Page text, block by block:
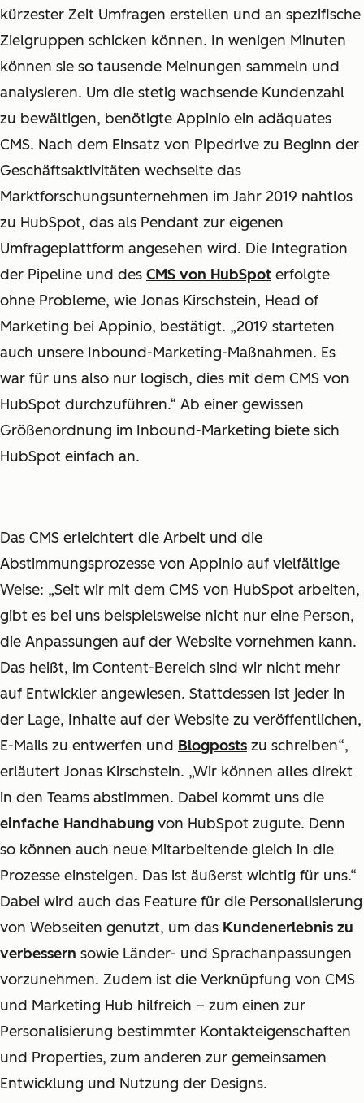
kürzester Zeit Umfragen erstellen und an spezifische
Zielgruppen schicken können. In wenigen Minuten
können sie so tausende Meinungen sammeln und
analysieren. Um die stetig wachsende Kundenzahl
zu bewältigen, benötigte Appinio ein adäquates
CMS. Nach dem Einsatz von Pipedrive zu Beginn der
Geschäftsaktivitäten wechselte das
Marktforschungsunternehmen im Jahr 2019 nahtlos
zu HubSpot, das als Pendant zur eigenen
Umfrageplattform angesehen wird. Die Integration
der Pipeline und des CMS von HubSpot erfolgte
ohne Probleme, wie Jonas Kirschstein, Head of
Marketing bei Appinio, bestätigt. „2019 starteten
auch unsere Inbound-Marketing-Maßnahmen. Es
war für uns also nur logisch, dies mit dem CMS von
HubSpot durchzuführen.“ Ab einer gewissen
Größenordnung im Inbound-Marketing biete sich
HubSpot einfach an.
Das CMS erleichtert die Arbeit und die
Abstimmungsprozesse von Appinio auf vielfältige
Weise: „Seit wir mit dem CMS von HubSpot arbeiten,
gibt es bei uns beispielsweise nicht nur eine Person,
die Anpassungen auf der Website vornehmen kann.
Das heißt, im Content-Bereich sind wir nicht mehr
auf Entwickler angewiesen. Stattdessen ist jeder in
der Lage, Inhalte auf der Website zu veröffentlichen,
E-Mails zu entwerfen und Blogposts zu schreiben“,
erläutert Jonas Kirschstein. „Wir können alles direkt
in den Teams abstimmen. Dabei kommt uns die
einfache Handhabung von HubSpot zugute. Denn
so können auch neue Mitarbeitende gleich in die
Prozesse einsteigen. Das ist äußerst wichtig für uns.“
Dabei wird auch das Feature für die Personalisierung
von Webseiten genutzt, um das Kundenerlebnis zu
verbessern sowie Länder- und Sprachanpassungen
vorzunehmen. Zudem ist die Verknüpfung von CMS
und Marketing Hub hilfreich − zum einen zur
Personalisierung bestimmter Kontakteigenschaften
und Properties, zum anderen zur gemeinsamen
Entwicklung und Nutzung der Designs.